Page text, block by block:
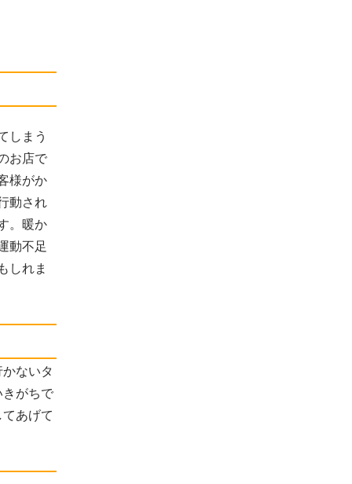
しまう
お店で
様がか
動され
。暖か
動不足
しれま
ないタ
きがちで
あげて